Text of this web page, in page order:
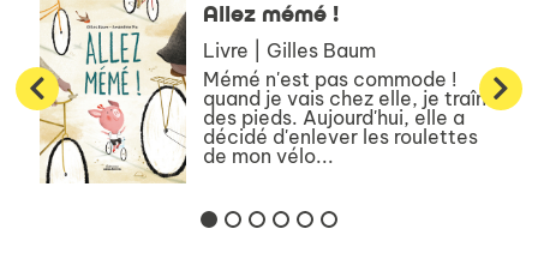
Allez mémé !
Livre | Gilles Baum
Mémé n'est pas commode !
quand je vais chez elle, je traîne
des pieds. Aujourd'hui, elle a
décidé d'enlever les roulettes
de mon vélo...